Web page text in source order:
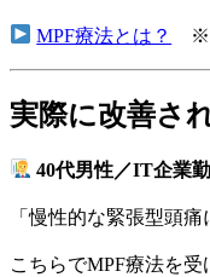
MPF療法とは？ ※
実際に改善さ
40代男性／IT企業
「慢性的な緊張型頭
こちらでMPF療法を